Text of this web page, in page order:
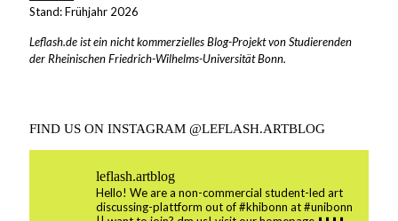
Stand: Frühjahr 2026
Leflash.de ist ein nicht kommerzielles Blog-Projekt von Studierenden
der Rheinischen Friedrich-Wilhelms-Universität Bonn.
FIND US ON INSTAGRAM @LEFLASH.ARTBLOG
leflash.artblog
Hello! We are a non-commercial student-led art
discussing-plattform out of #khibonn at #unibonn